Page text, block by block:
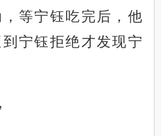
等宁钰吃完后，他
宁钰拒绝才发现宁